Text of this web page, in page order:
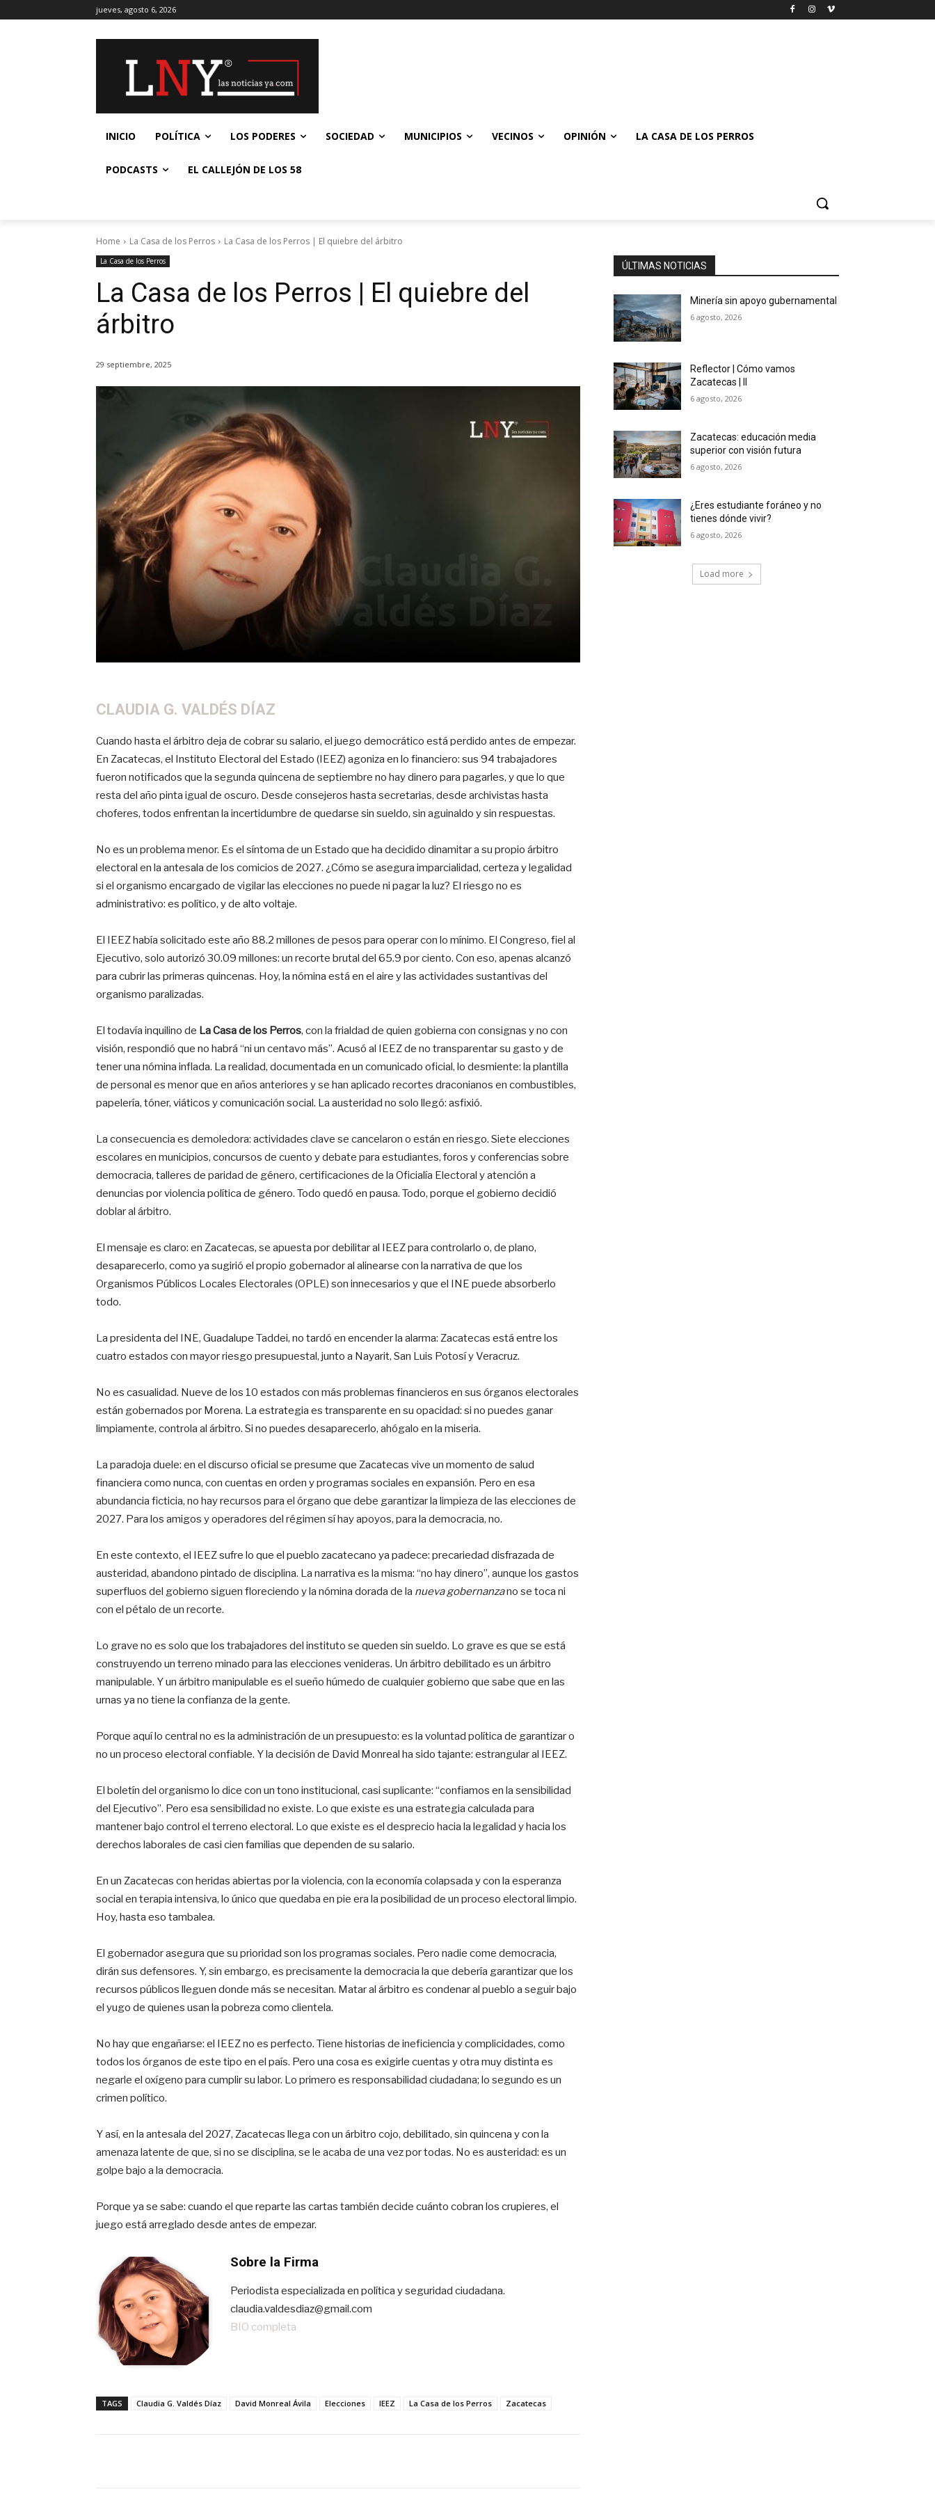
jueves, agosto 6, 2026
INICIO POLÍTICA LOS PODERES SOCIEDAD MUNICIPIOS VECINOS OPINIÓN LA CASA DE LOS PERROS
PODCASTS EL CALLEJÓN DE LOS 58
Home La Casa de los Perros La Casa de los Perros | El quiebre del árbitro
La Casa de los Perros
La Casa de los Perros | El quiebre del
árbitro
29 septiembre, 2025
CLAUDIA G. VALDÉS DÍAZ
Cuando hasta el árbitro deja de cobrar su salario, el juego democrático está perdido antes de empezar.
En Zacatecas, el Instituto Electoral del Estado (IEEZ) agoniza en lo financiero: sus 94 trabajadores
fueron notificados que la segunda quincena de septiembre no hay dinero para pagarles, y que lo que
resta del año pinta igual de oscuro. Desde consejeros hasta secretarias, desde archivistas hasta
choferes, todos enfrentan la incertidumbre de quedarse sin sueldo, sin aguinaldo y sin respuestas.
No es un problema menor. Es el síntoma de un Estado que ha decidido dinamitar a su propio árbitro
electoral en la antesala de los comicios de 2027. ¿Cómo se asegura imparcialidad, certeza y legalidad
si el organismo encargado de vigilar las elecciones no puede ni pagar la luz? El riesgo no es
administrativo: es político, y de alto voltaje.
El IEEZ había solicitado este año 88.2 millones de pesos para operar con lo mínimo. El Congreso, fiel al
Ejecutivo, solo autorizó 30.09 millones: un recorte brutal del 65.9 por ciento. Con eso, apenas alcanzó
para cubrir las primeras quincenas. Hoy, la nómina está en el aire y las actividades sustantivas del
organismo paralizadas.
El todavía inquilino de La Casa de los Perros, con la frialdad de quien gobierna con consignas y no con
visión, respondió que no habrá “ni un centavo más”. Acusó al IEEZ de no transparentar su gasto y de
tener una nómina inflada. La realidad, documentada en un comunicado oficial, lo desmiente: la plantilla
de personal es menor que en años anteriores y se han aplicado recortes draconianos en combustibles,
papelería, tóner, viáticos y comunicación social. La austeridad no solo llegó: asfixió.
La consecuencia es demoledora: actividades clave se cancelaron o están en riesgo. Siete elecciones
escolares en municipios, concursos de cuento y debate para estudiantes, foros y conferencias sobre
democracia, talleres de paridad de género, certificaciones de la Oficialía Electoral y atención a
denuncias por violencia política de género. Todo quedó en pausa. Todo, porque el gobierno decidió
doblar al árbitro.
El mensaje es claro: en Zacatecas, se apuesta por debilitar al IEEZ para controlarlo o, de plano,
desaparecerlo, como ya sugirió el propio gobernador al alinearse con la narrativa de que los
Organismos Públicos Locales Electorales (OPLE) son innecesarios y que el INE puede absorberlo
todo.
La presidenta del INE, Guadalupe Taddei, no tardó en encender la alarma: Zacatecas está entre los
cuatro estados con mayor riesgo presupuestal, junto a Nayarit, San Luis Potosí y Veracruz.
No es casualidad. Nueve de los 10 estados con más problemas financieros en sus órganos electorales
están gobernados por Morena. La estrategia es transparente en su opacidad: si no puedes ganar
limpiamente, controla al árbitro. Si no puedes desaparecerlo, ahógalo en la miseria.
La paradoja duele: en el discurso oficial se presume que Zacatecas vive un momento de salud
financiera como nunca, con cuentas en orden y programas sociales en expansión. Pero en esa
abundancia ficticia, no hay recursos para el órgano que debe garantizar la limpieza de las elecciones de
2027. Para los amigos y operadores del régimen sí hay apoyos, para la democracia, no.
En este contexto, el IEEZ sufre lo que el pueblo zacatecano ya padece: precariedad disfrazada de
austeridad, abandono pintado de disciplina. La narrativa es la misma: “no hay dinero”, aunque los gastos
superfluos del gobierno siguen floreciendo y la nómina dorada de la nueva gobernanzano se toca ni
con el pétalo de un recorte.
Lo grave no es solo que los trabajadores del instituto se queden sin sueldo. Lo grave es que se está
construyendo un terreno minado para las elecciones venideras. Un árbitro debilitado es un árbitro
manipulable. Y un árbitro manipulable es el sueño húmedo de cualquier gobierno que sabe que en las
urnas ya no tiene la confianza de la gente.
Porque aquí lo central no es la administración de un presupuesto: es la voluntad política de garantizar o
no un proceso electoral confiable. Y la decisión de David Monreal ha sido tajante: estrangular al IEEZ.
El boletín del organismo lo dice con un tono institucional, casi suplicante: “confiamos en la sensibilidad
del Ejecutivo”. Pero esa sensibilidad no existe. Lo que existe es una estrategia calculada para
mantener bajo control el terreno electoral. Lo que existe es el desprecio hacia la legalidad y hacia los
derechos laborales de casi cien familias que dependen de su salario.
En un Zacatecas con heridas abiertas por la violencia, con la economía colapsada y con la esperanza
social en terapia intensiva, lo único que quedaba en pie era la posibilidad de un proceso electoral limpio.
Hoy, hasta eso tambalea.
El gobernador asegura que su prioridad son los programas sociales. Pero nadie come democracia,
dirán sus defensores. Y, sin embargo, es precisamente la democracia la que debería garantizar que los
recursos públicos lleguen donde más se necesitan. Matar al árbitro es condenar al pueblo a seguir bajo
el yugo de quienes usan la pobreza como clientela.
No hay que engañarse: el IEEZ no es perfecto. Tiene historias de ineficiencia y complicidades, como
todos los órganos de este tipo en el país. Pero una cosa es exigirle cuentas y otra muy distinta es
negarle el oxígeno para cumplir su labor. Lo primero es responsabilidad ciudadana; lo segundo es un
crimen político.
Y así, en la antesala del 2027, Zacatecas llega con un árbitro cojo, debilitado, sin quincena y con la
amenaza latente de que, si no se disciplina, se le acaba de una vez por todas. No es austeridad: es un
golpe bajo a la democracia.
Porque ya se sabe: cuando el que reparte las cartas también decide cuánto cobran los crupieres, el
juego está arreglado desde antes de empezar.
Sobre la Firma
Periodista especializada en política y seguridad ciudadana.
claudia.valdesdiaz@gmail.com
BIO completa
TAGS Claudia G. Valdés Díaz David Monreal Ávila Elecciones IEEZ La Casa de los Perros Zacatecas
ÚLTIMAS NOTICIAS
Minería sin apoyo gubernamental
6 agosto, 2026
Reflector | Cómo vamos
Zacatecas | II
6 agosto, 2026
Zacatecas: educación media
superior con visión futura
6 agosto, 2026
¿Eres estudiante foráneo y no
tienes dónde vivir?
6 agosto, 2026
Load more